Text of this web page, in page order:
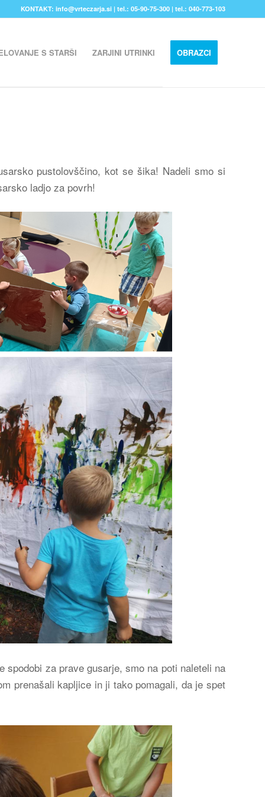
KONTAKT: info@vrteczarja.si | tel.: 05-90-75-300 | tel.: 040-773-103
S STARŠI ZARJINI UTRINKI OBRAZCI
pustolovščino, kot se šika! Nadeli smo si
ladjo za povrh!
za prave gusarje, smo na poti naleteli na
prenašali kapljice in ji tako pomagali, da je spet